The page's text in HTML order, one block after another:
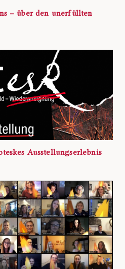
– über den unerfüllten
Ausstellungserlebnis